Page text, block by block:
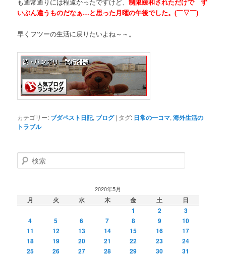
いぶん違うものだなぁ…と思った月曜の午後でした。(￣▽￣)
早くフツーの生活に戻りたいよね～～。
カテゴリー: ブダペスト日記, ブログ | タグ: 日常の一コマ,海外生活の
トラブル
検
索
2020年5月
月 火 水 木 金 土 日
1 2
3
4
5 6 7 8 9
10
11
12 13 14 15 16
17
18
19 20 21 22 23
24
25
26 27 28 29 30 31